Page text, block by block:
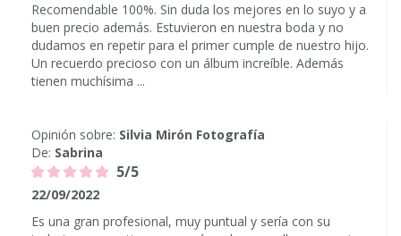
Recomendable 100%. Sin duda los mejores en lo suyo y a
buen precio además. Estuvieron en nuestra boda y no
dudamos en repetir para el primer cumple de nuestro hijo.
Un recuerdo precioso con un álbum increíble. Además
tienen muchísima ...
Opinión sobre: Silvia Mirón Fotografía
De: Sabrina
5/5
22/09/2022
Es una gran profesional, muy puntual y sería con su